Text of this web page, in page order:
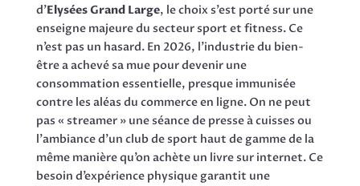
d’Elysées Grand Large, le choix s’est porté sur une
enseigne majeure du secteur sport et fitness. Ce
n’est pas un hasard. En 2026, l’industrie du bien-
être a achevé sa mue pour devenir une
consommation essentielle, presque immunisée
contre les aléas du commerce en ligne. On ne peut
pas « streamer » une séance de presse à cuisses ou
l’ambiance d’un club de sport haut de gamme de la
même manière qu’on achète un livre sur internet. Ce
besoin d’expérience physique garantit une